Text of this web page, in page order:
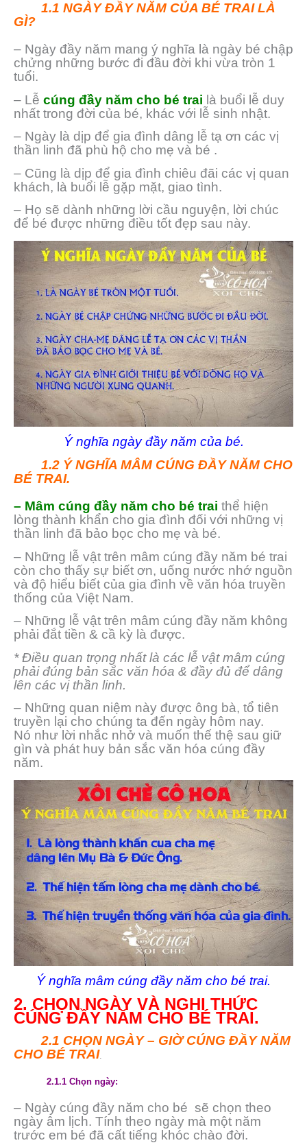
1.1 NGÀY ĐẦY NĂM CỦA BÉ TRAI LÀ
GÌ?
– Ngày đầy năm mang ý nghĩa là ngày bé chập
chửng những bước đi đầu đời khi vừa tròn 1
tuổi.
– Lễ cúng đầy năm cho bé trai là buổi lễ duy
nhất trong đời của bé, khác với lễ sinh nhật.
– Ngày là dịp để gia đình dâng lễ tạ ơn các vị
thần linh đã phù hộ cho mẹ và bé .
– Cũng là dịp để gia đình chiêu đãi các vị quan
khách, là buổi lễ gặp mặt, giao tình.
– Họ sẽ dành những lời cầu nguyện, lời chúc
để bé được những điều tốt đẹp sau này.
Ý nghĩa ngày đầy năm của bé.
1.2 Ý NGHĨA MÂM CÚNG ĐẦY NĂM CHO
BÉ TRAI.
– Mâm cúng đầy năm cho bé trai thể hiện
lòng thành khẩn cho gia đình đối với những vị
thần linh đã bảo bọc cho mẹ và bé.
– Những lễ vật trên mâm cúng đầy năm bé trai
còn cho thấy sự biết ơn, uống nước nhớ nguồn
và độ hiểu biết của gia đình về văn hóa truyền
thống của Việt Nam.
– Những lễ vật trên mâm cúng đầy năm không
phải đắt tiền & cầ kỳ là được.
* Điều quan trọng nhất là các lễ vật mâm cúng
phải đúng bản sắc văn hóa & đầy đủ để dâng
lên các vị thần linh.
– Những quan niệm này được ông bà, tổ tiên
truyền lại cho chúng ta đến ngày hôm nay.
Nó như lời nhắc nhở và muốn thế thệ sau giữ
gìn và phát huy bản sắc văn hóa cúng đầy
năm.
Ý nghĩa mâm cúng đầy năm cho bé trai.
2. CHỌN NGÀY VÀ NGHI THỨC
CÚNG ĐẦY NĂM CHO BÉ TRAI.
2.1 CHỌN NGÀY – GIỜ CÚNG ĐẦY NĂM
CHO BÉ TRAI.
2.1.1 Chọn ngày:
– Ngày cúng đầy năm cho bé sẽ chọn theo
ngày âm lịch. Tính theo ngày mà một năm
trước em bé đã cất tiếng khóc chào đời.